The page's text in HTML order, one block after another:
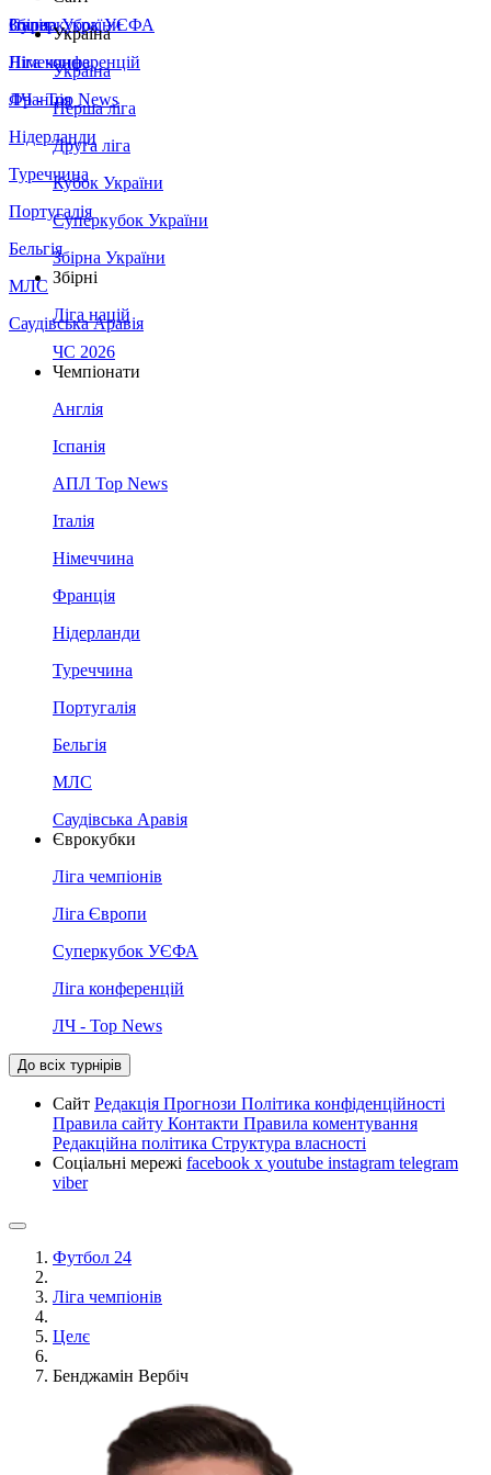
Збірна України
Італія
Німеччина
Франція
Нідерланди
Туреччина
Португалія
Бельгія
МЛС
Саудівська Аравія
Суперкубок УЄФА
Ліга конференцій
ЛЧ - Top News
Україна
Україна
Перша ліга
Друга ліга
Кубок України
Суперкубок України
Збірна України
Збірні
Ліга націй
ЧС 2026
Чемпіонати
Англія
Іспанія
АПЛ Top News
Італія
Німеччина
Франція
Нідерланди
Туреччина
Португалія
Бельгія
МЛС
Саудівська Аравія
Єврокубки
Ліга чемпіонів
Ліга Європи
Суперкубок УЄФА
Ліга конференцій
ЛЧ - Top News
До всіх турнірів
Сайт Редакція Прогнози Політика конфіденційності
Правила сайту Контакти Правила коментування
Редакційна політика Структура власності
Соціальні мережі facebook x youtube instagram telegram
viber
Футбол 24
Ліга чемпіонів
Целє
Бенджамін Вербіч